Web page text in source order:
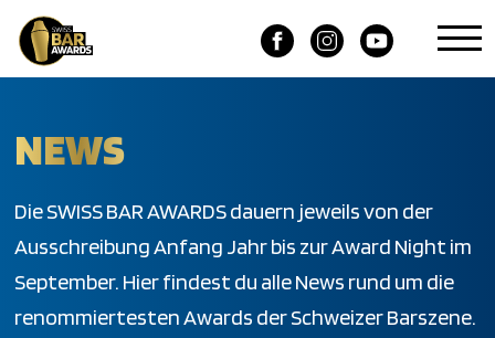
NEWS
Die SWISS BAR AWARDS dauern jeweils von der
Ausschreibung Anfang Jahr bis zur Award Night im
September. Hier findest du alle News rund um die
renommiertesten Awards der Schweizer Barszene.